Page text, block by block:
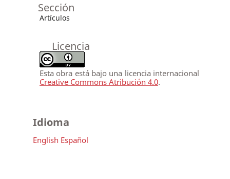
Sección
Artículos
Licencia
Esta obra está bajo una licencia internacional
Creative Commons Atribución 4.0.
Idioma
English Español